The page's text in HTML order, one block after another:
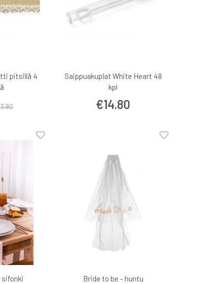
pitsillä 4
Saippuakuplat White Heart 48
kpl
€14.80
sifonki
Bride to be - huntu